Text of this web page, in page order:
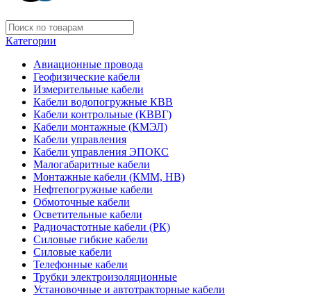
Категории
Авиационные провода
Геофизические кабели
Измерительные кабели
Кабели водопогружные КВВ
Кабели контрольные (КВВГ)
Кабели монтажные (КМЭЛ)
Кабели управления
Кабели управления ЭПОКС
Малогабаритные кабели
Монтажные кабели (КММ, НВ)
Нефтепогружные кабели
Обмоточные кабели
Осветительные кабели
Радиочастотные кабели (РК)
Силовые гибкие кабели
Силовые кабели
Телефонные кабели
Трубки электроизоляционные
Установочные и автотракторные кабели